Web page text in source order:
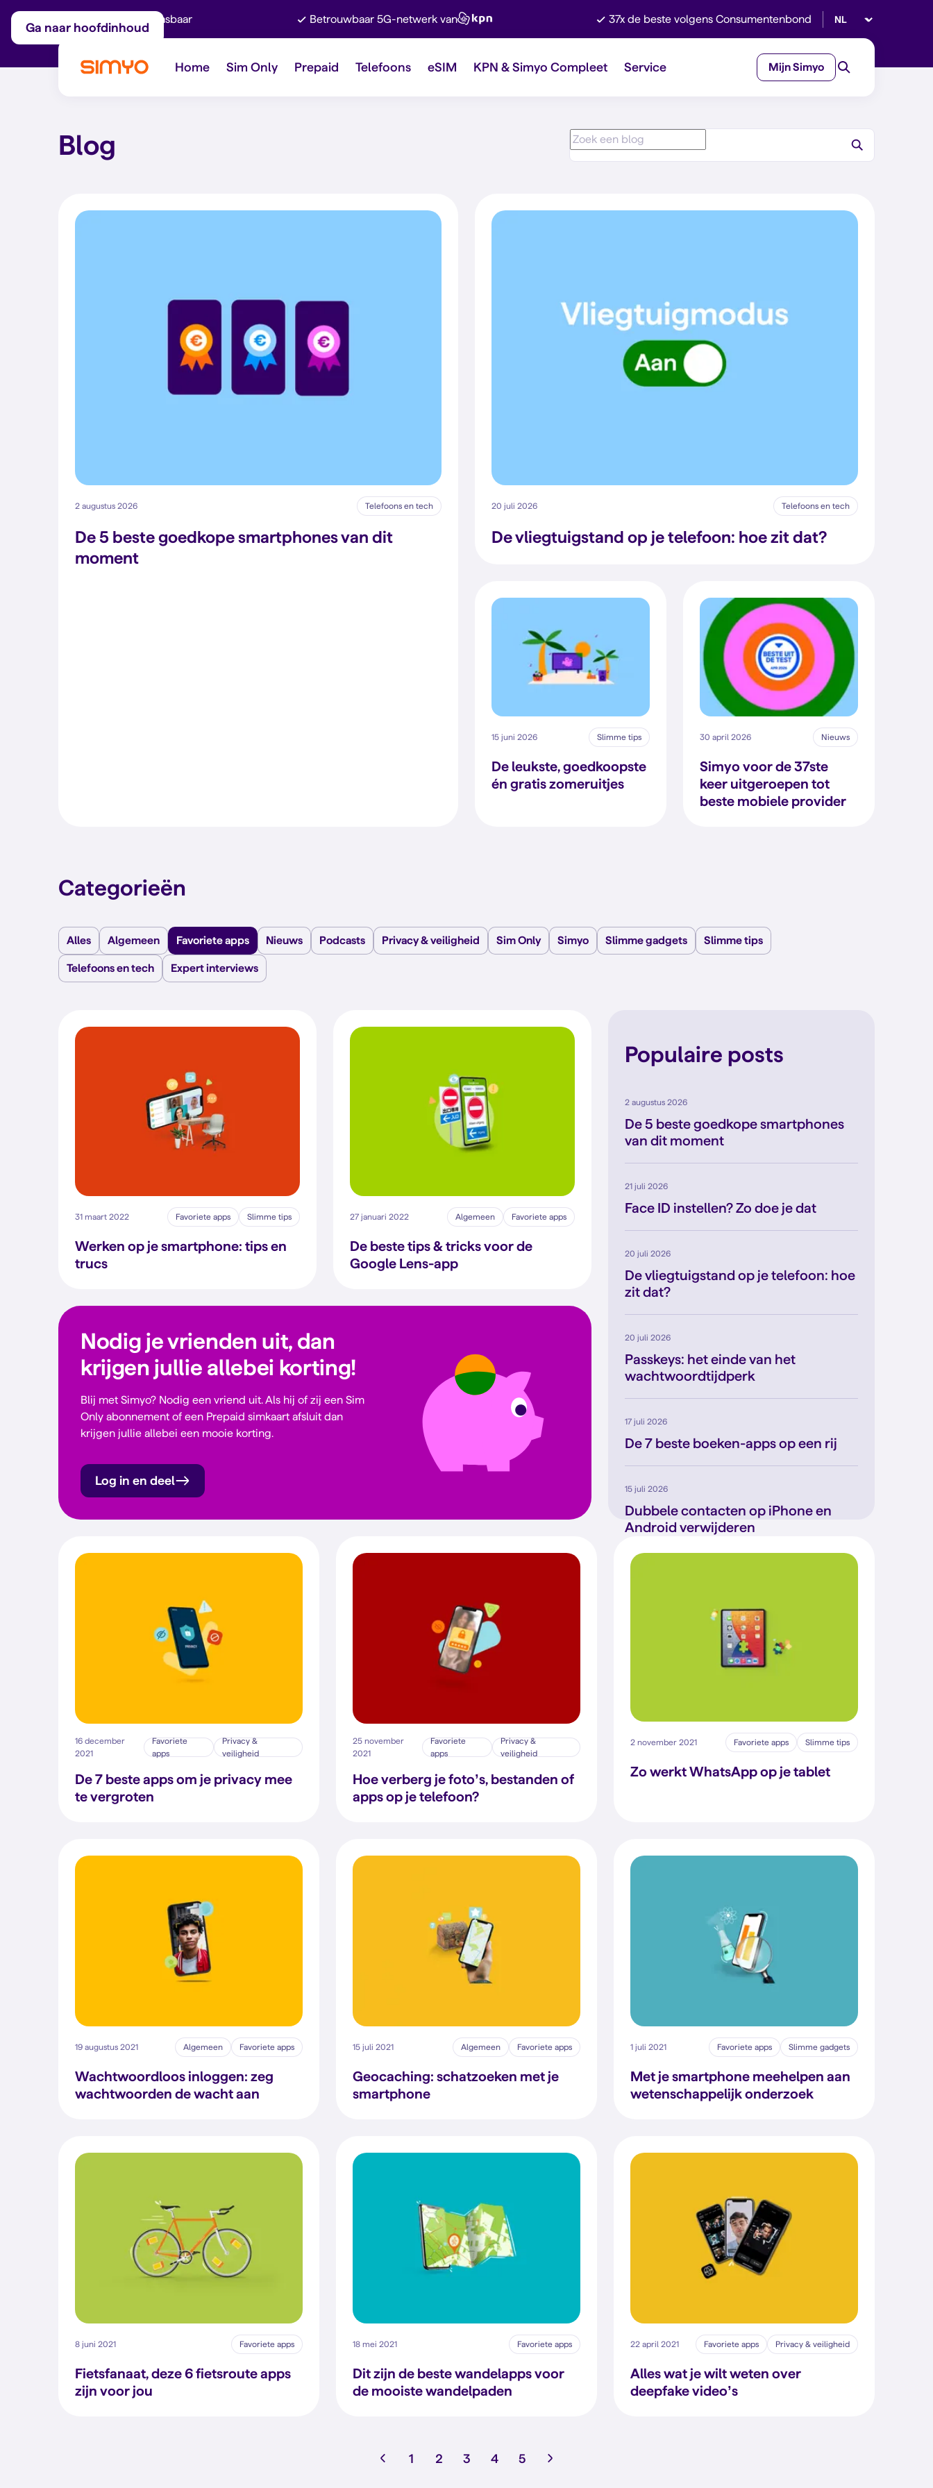
Ga naar hoofdinhoud
Maandelijks aanpasbaar Betrouwbaar 5G-netwerk van 37x de beste volgens Consumentenbond Selecteer taal
Home Sim Only Prepaid Telefoons eSIM KPN & Simyo Compleet Service Mijn Simyo
Blog
2 augustus 2026 Telefoons en tech
De 5 beste goedkope smartphones van dit
moment
20 juli 2026 Telefoons en tech
De vliegtuigstand op je telefoon: hoe zit dat?
15 juni 2026 Slimme tips
De leukste, goedkoopste
én gratis zomeruitjes
30 april 2026 Nieuws
Simyo voor de 37ste
keer uitgeroepen tot
beste mobiele provider
Categorieën
Alles Algemeen Favoriete apps Nieuws Podcasts Privacy & veiligheid Sim Only Simyo Slimme gadgets Slimme tips
Telefoons en tech Expert interviews
31 maart 2022 Favoriete apps Slimme tips
Werken op je smartphone: tips en
trucs
27 januari 2022 Algemeen Favoriete apps
De beste tips & tricks voor de
Google Lens-app
Populaire posts
2 augustus 2026
De 5 beste goedkope smartphones
van dit moment
21 juli 2026
Face ID instellen? Zo doe je dat
20 juli 2026
De vliegtuigstand op je telefoon: hoe
zit dat?
20 juli 2026
Passkeys: het einde van het
wachtwoordtijdperk
17 juli 2026
De 7 beste boeken-apps op een rij
15 juli 2026
Dubbele contacten op iPhone en
Android verwijderen
Nodig je vrienden uit, dan
krijgen jullie allebei korting!
Blij met Simyo? Nodig een vriend uit. Als hij of zij een Sim
Only abonnement of een Prepaid simkaart afsluit dan
krijgen jullie allebei een mooie korting.
Log in en deel
16 december
2021
Favoriete
apps
Privacy &
veiligheid
De 7 beste apps om je privacy mee
te vergroten
25 november
2021
Favoriete
apps
Privacy &
veiligheid
Hoe verberg je foto’s, bestanden of
apps op je telefoon?
2 november 2021 Favoriete apps Slimme tips
Zo werkt WhatsApp op je tablet
19 augustus 2021 Algemeen Favoriete apps
Wachtwoordloos inloggen: zeg
wachtwoorden de wacht aan
15 juli 2021 Algemeen Favoriete apps
Geocaching: schatzoeken met je
smartphone
1 juli 2021 Favoriete apps Slimme gadgets
Met je smartphone meehelpen aan
wetenschappelijk onderzoek
8 juni 2021 Favoriete apps
Fietsfanaat, deze 6 fietsroute apps
zijn voor jou
18 mei 2021 Favoriete apps
Dit zijn de beste wandelapps voor
de mooiste wandelpaden
22 april 2021 Favoriete apps Privacy & veiligheid
Alles wat je wilt weten over
deepfake video’s
1 2 3 4 5